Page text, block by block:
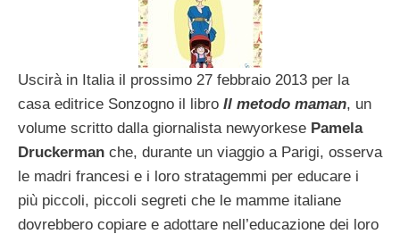
Uscirà in Italia il prossimo 27 febbraio 2013 per la
casa editrice Sonzogno il libro Il metodo maman, un
volume scritto dalla giornalista newyorkese Pamela
Druckerman che, durante un viaggio a Parigi, osserva
le madri francesi e i loro stratagemmi per educare i
più piccoli, piccoli segreti che le mamme italiane
dovrebbero copiare e adottare nell’educazione dei loro